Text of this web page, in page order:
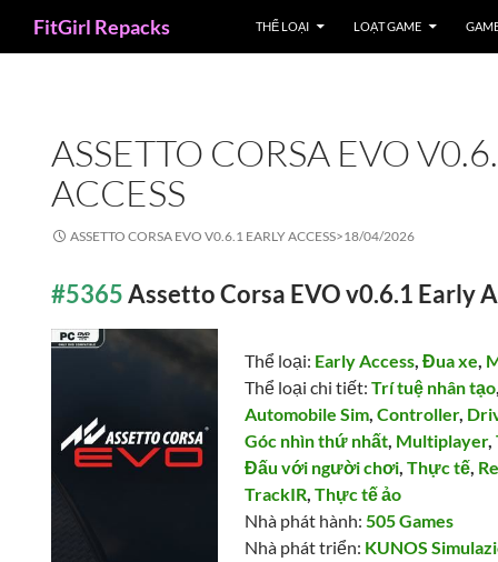
FitGirl Repacks THỂ LOẠI LOẠT GAME
ASSETTO CORSA EVO
ACCESS
ASSETTO CORSA EVO V0.6.1 EARLY ACCESS>18/04/2026
#5365Assetto Corsa EVO v0.6.1 Early
Thể loại: Early Access,Đua xe,
Thể loại chi tiết:Trí tuệ nhân tạo
Automobile Sim,Controller,
Góc nhìn thứ nhất, Multiplayer,
Đấu với người chơi,Thực tế,
TrackIR,Thực tế ảo
Nhà phát hành:505 Games
Nhà phát triển: KUNOS